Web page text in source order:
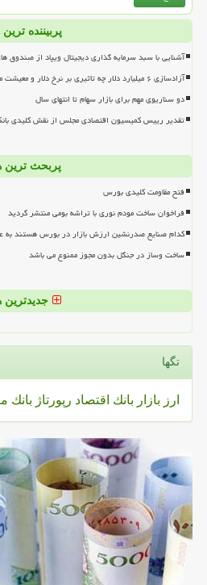
پربیننده ترین
آشنایی با سبد سرمایه گذاری دیجیتال ویپاد از صندوق
آزادسازی ۶ میلیارد دلار چه تاثیری بر نرخ دلار و معیشت مردم دارد؟
دو سناریوی مهم برای بازار سهام تا انتهای سال
تقدیر رییس کمیسیون اقتصادی مجلس از نقش کلیدی
پربحث ترین
فتح مقاومت کلیدی بورس
فراخوان ساخت مودم نوری با تراشه بومی منتشر گردید
کدام صنایع صدرنشین ارزش بازار در بورس هستند به علاوه رتبه
ساخت وساز در جنگل بدون مجوز ممنوع می باشد
جدیدترین
تگها
ارز بازار بانك اقتصاد رپورتاژ بانك